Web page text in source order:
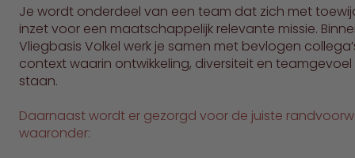
Je wordt onderdeel van een team dat zich met
inzet voor een maatschappelijk relevante missie.
Vliegbasis Volkel werk je samen met bevlogen
context waarin ontwikkeling, diversiteit en
staan.
Daarnaast wordt er gezorgd voor de juiste
waaronder: